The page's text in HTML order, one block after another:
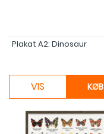
Plakat A2: Dinosaur
VIS KØB